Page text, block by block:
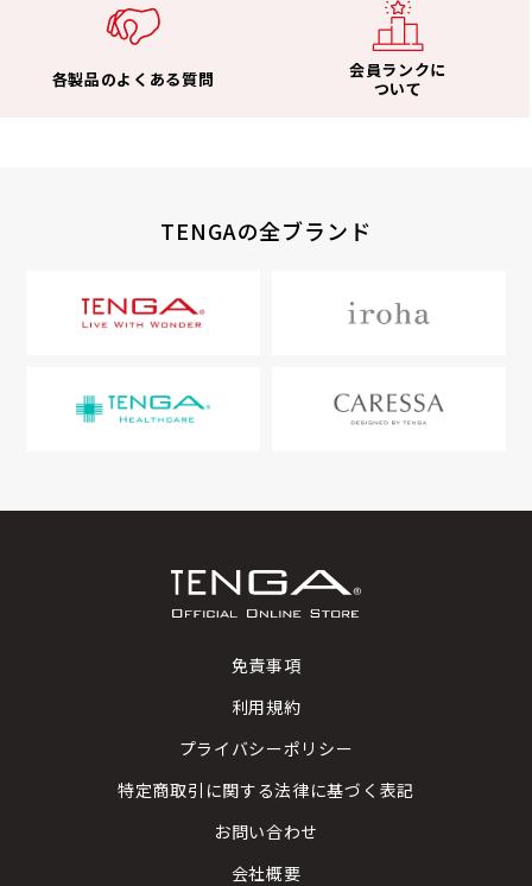
各製品のよくある質問
会員ランクに
ついて
TENGAの全ブランド
免責事項
利用規約
プライバシーポリシー
特定商取引に関する法律に基づく表記
お問い合わせ
会社概要